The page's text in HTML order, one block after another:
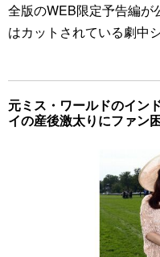
全版のWEB限定予告編が
はカットされている劇中
元ミス・ワールドのイン
イの産後激太りにファン